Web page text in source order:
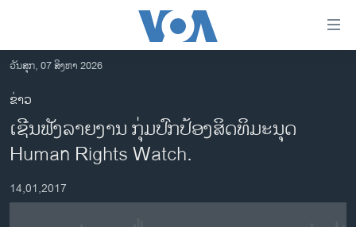
ເຂົ້າ
ຫາ
ຂ້າມ
ຂ້າມ
ຂ້າມ
ໄປ
ຫາ
ຊອກ
ອາເມຣິກາ
ການເລືອກຕັ້ງ ປະທານາທີບໍດີ ສະຫະລັດ 2024
ຂ່າວ​ຈີນ
ວັນສຸກ, 07 ສິງຫາ 2026
ຂ່າວ
ເຊີນຟັງລາຍງານ ກຸ່ມປົກປ້ອງສິດທິມະນຸດ
Human Rights Watch.
14,01,2017